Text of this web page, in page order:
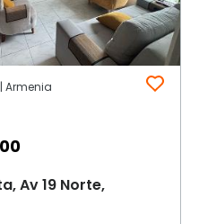
Armenia
Av 19 Norte,